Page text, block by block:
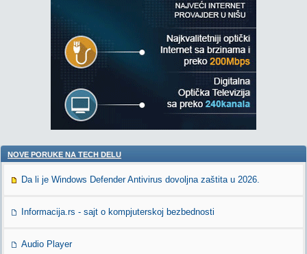
NOVE PORUKE NA TECH DELU
Da li je Windows Defender Antivirus dovoljna zaštita u 2026.
Informacija.rs - sajt o kompjuterskoj bezbednosti
Audio Player